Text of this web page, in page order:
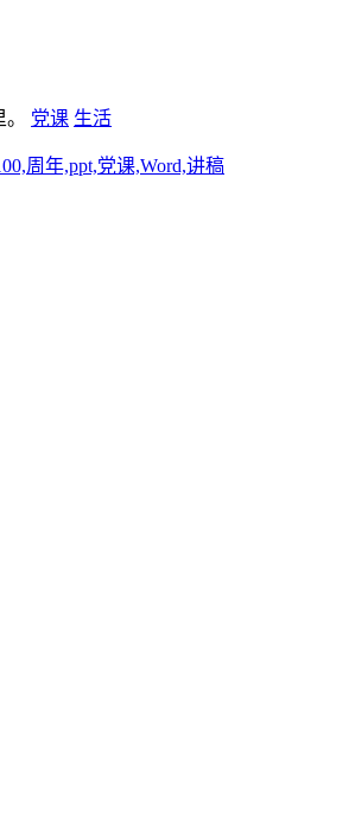
党课 生活